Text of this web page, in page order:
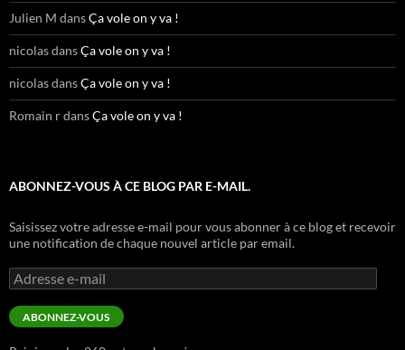
Julien M dansÇa vole on y va !
nicolasdansÇa vole on y va !
nicolasdansÇa vole on y va !
Romain rdansÇa vole on y va !
ABONNEZ-VOUS À CE BLOG PAR E-MAIL.
Saisissez votre adresse e-mail pour vous abonner à ce blog et recevoir
une notification de chaque nouvel article par email.
Adresse
e-
mail
ABONNEZ-VOUS